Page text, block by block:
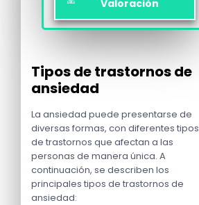
Valoración
Tipos de trastornos de
ansiedad
La ansiedad puede presentarse de
diversas formas, con diferentes tipos
de trastornos que afectan a las
personas de manera única. A
continuación, se describen los
principales tipos de trastornos de
ansiedad: